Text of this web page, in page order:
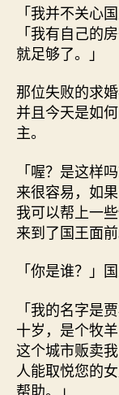
「我并不关心
「我有自己的
就足够了。」
那位失败的求
并且今天是如
主。
「喔？是这样
来很容易，如
我可以帮上一
来到了国王面前
「你是谁？」国
「我的名字是
十岁，是个牧
这个城市贩卖
人能取悦您的
帮助。」